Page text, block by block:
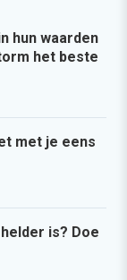
hun waarden
het beste
met je eens
is? Doe